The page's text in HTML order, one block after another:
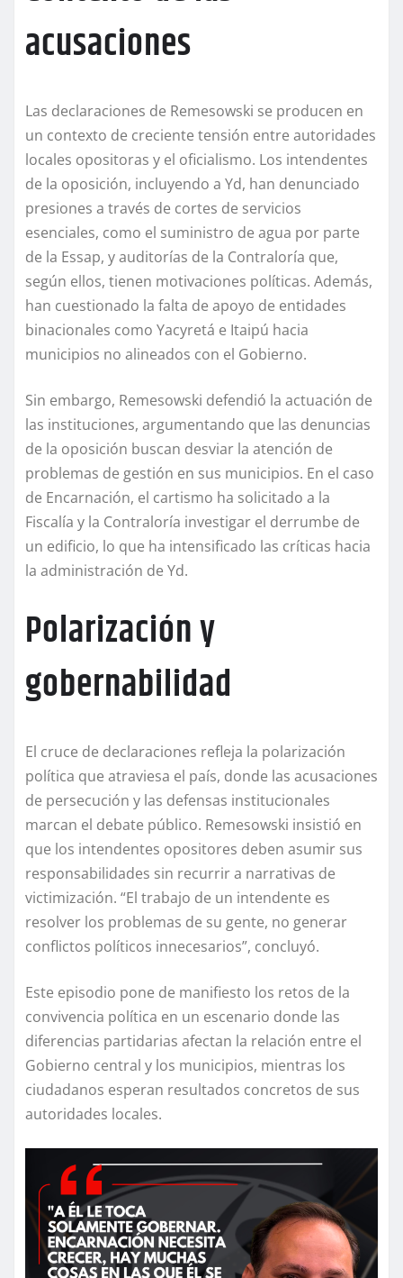
acusaciones
Las declaraciones de Remesowski se producen en
un contexto de creciente tensión entre autoridades
locales opositoras y el oficialismo. Los intendentes
de la oposición, incluyendo a Yd, han denunciado
presiones a través de cortes de servicios
esenciales, como el suministro de agua por parte
de la Essap, y auditorías de la Contraloría que,
según ellos, tienen motivaciones políticas. Además,
han cuestionado la falta de apoyo de entidades
binacionales como Yacyretá e Itaipú hacia
municipios no alineados con el Gobierno.
Sin embargo, Remesowski defendió la actuación de
las instituciones, argumentando que las denuncias
de la oposición buscan desviar la atención de
problemas de gestión en sus municipios. En el caso
de Encarnación, el cartismo ha solicitado a la
Fiscalía y la Contraloría investigar el derrumbe de
un edificio, lo que ha intensificado las críticas hacia
la administración de Yd.
Polarización y
gobernabilidad
El cruce de declaraciones refleja la polarización
política que atraviesa el país, donde las acusaciones
de persecución y las defensas institucionales
marcan el debate público. Remesowski insistió en
que los intendentes opositores deben asumir sus
responsabilidades sin recurrir a narrativas de
victimización. “El trabajo de un intendente es
resolver los problemas de su gente, no generar
conflictos políticos innecesarios”, concluyó.
Este episodio pone de manifiesto los retos de la
convivencia política en un escenario donde las
diferencias partidarias afectan la relación entre el
Gobierno central y los municipios, mientras los
ciudadanos esperan resultados concretos de sus
autoridades locales.